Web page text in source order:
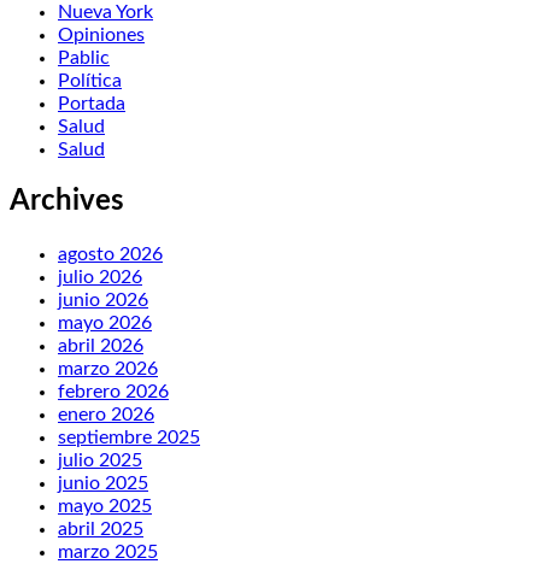
Nueva York
Opiniones
Pablic
Política
Portada
Salud
Salud
Archives
agosto 2026
julio 2026
junio 2026
mayo 2026
abril 2026
marzo 2026
febrero 2026
enero 2026
septiembre 2025
julio 2025
junio 2025
mayo 2025
abril 2025
marzo 2025